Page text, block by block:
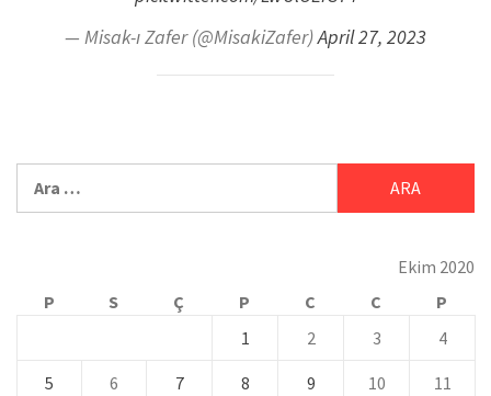
— Misak-ı Zafer (@MisakiZafer)April 27, 2023
Ekim 2020
P
S Ç P C C
P
1
2 3 4
5 6 7 8 9 10 11